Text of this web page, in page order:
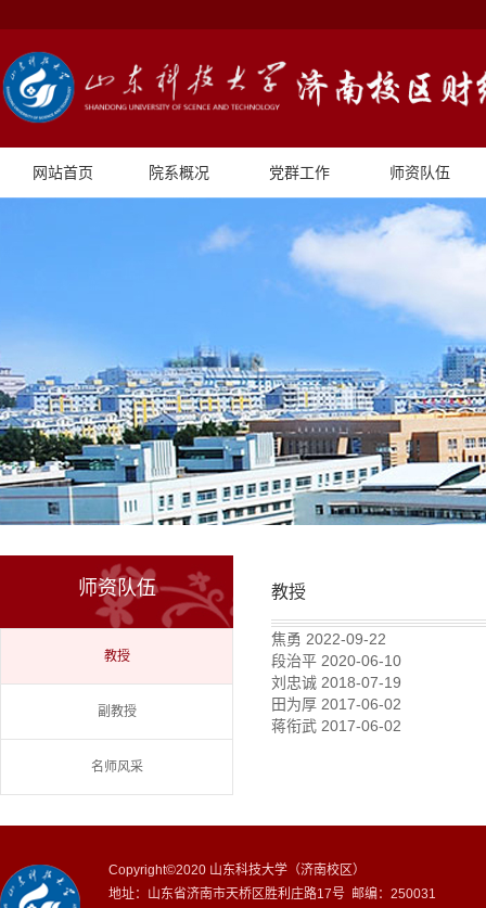
网站首页 院系概况 党群工作 师资队伍
师资队伍
教授
副教授
名师风采
教授
焦勇 2022-09-22
段治平 2020-06-10
刘忠诚 2018-07-19
田为厚 2017-06-02
蒋衔武 2017-06-02
Copyright©2020 山东科技大学（济南校区）
地址：山东省济南市天桥区胜利庄路17号 邮编：250031